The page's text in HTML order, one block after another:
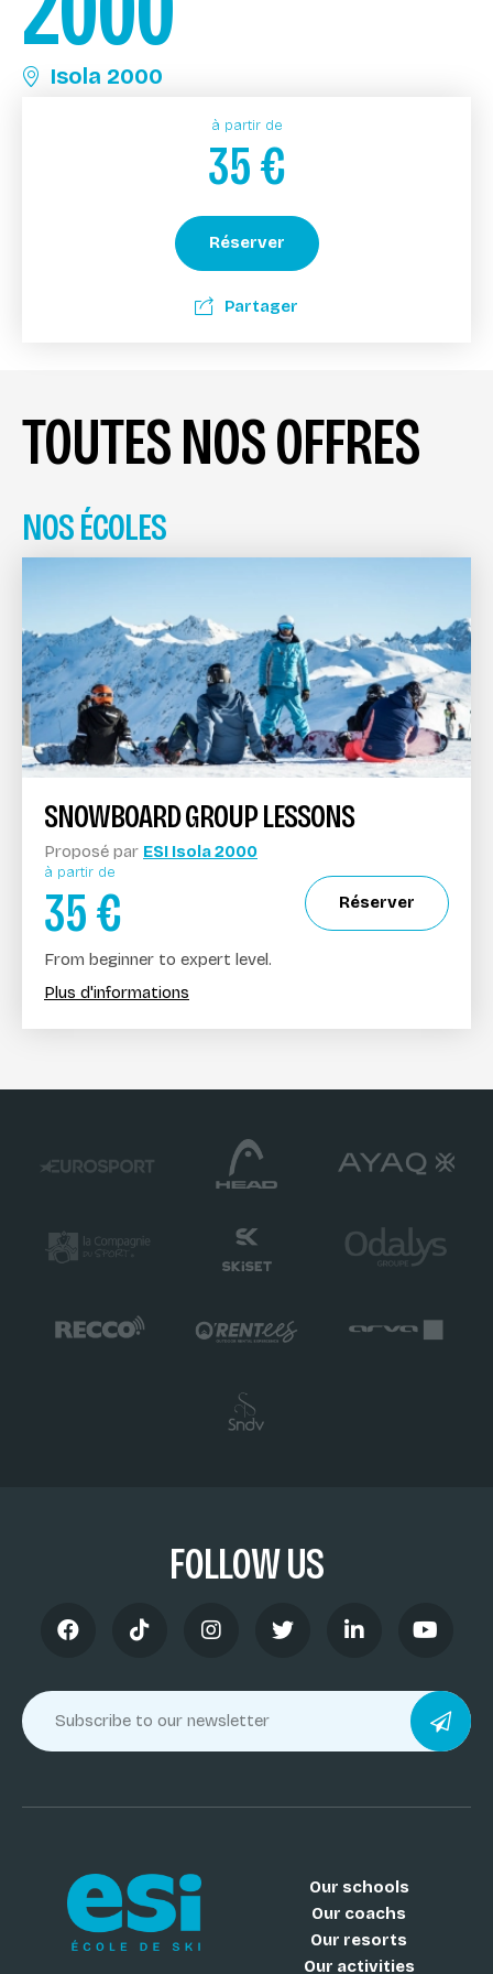
Isola 2000
à partir de
35€
Réserver
Partager
TOUTES NOS OFFRES
NOS ÉCOLES
SNOWBOARD GROUP LESSONS
Proposé par ESI Isola 2000
à partir de
35€ Réserver
From beginner to expert level.
Plus d'informations
FOLLOW US
Our schools
Our coachs
Our resorts
Our activities